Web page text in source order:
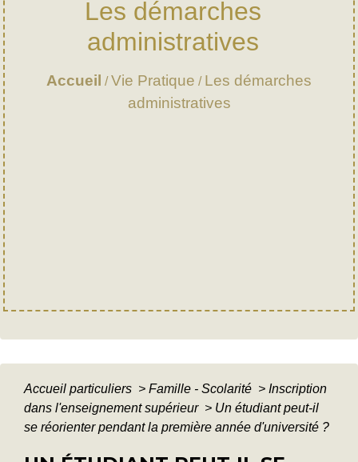
Les démarches
administratives
Accueil /Vie Pratique / Les démarches
administratives
Accueil particuliers > Famille - Scolarité > Inscription
dans l'enseignement supérieur > Un étudiant peut-il
se réorienter pendant la première année d'université ?